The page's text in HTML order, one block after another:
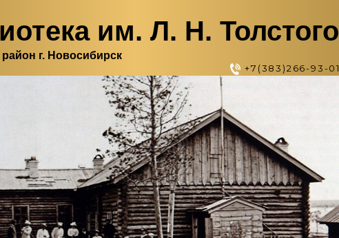
им. Л. Н. Толстого
г. Новосибирск
+7(383)266-93-01